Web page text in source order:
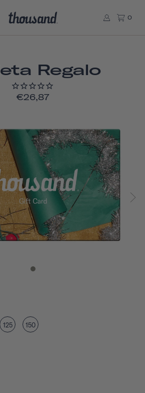
0
Regalo
€26,87
125 150